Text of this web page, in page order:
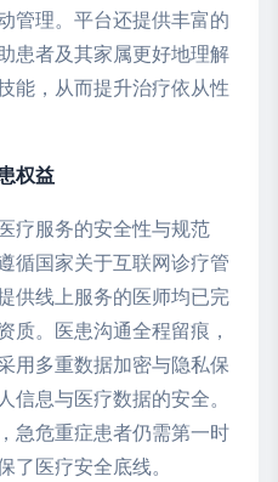
管理。平台还提供丰富的
患者及其家属更好地理解
能，从而提升治疗依从性
权益
疗服务的安全性与规范
循国家关于互联网诊疗管
供线上服务的医师均已完
质。医患沟通全程留痕，
用多重数据加密与隐私保
信息与医疗数据的安全。
急危重症患者仍需第一时
了医疗安全底线。